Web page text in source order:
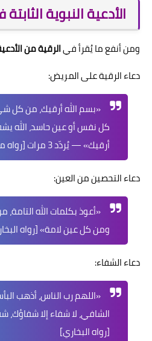
الأدعية النبوية
ومن أنفع ما يُقرأ فيالرقية من
دعاء الرقية على المريض:
«بسم الله أرقيك، من كل
كل نفس أو عين حاسد، الله
أرقيك» — يُردّد 3 مرات [رواه مسلم]
دعاء التحصين من العين:
«أعوذ بكلمات الله
ومن كل عين لامة» [رواه
دعاء الشفاء:
«اللهم رب الناس، أذهب
الشافي، لا شفاء إلا شفاؤك،
[رواه البخاري]